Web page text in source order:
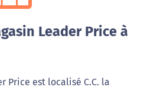
Leader Price à
Price est localisé C.C. la